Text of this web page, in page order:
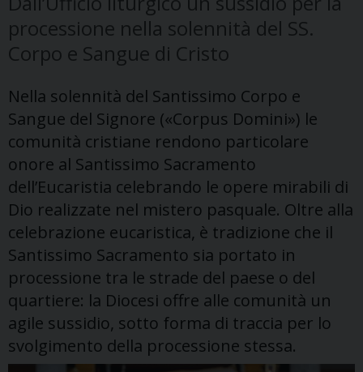
processione nella solennità del SS.
Corpo e Sangue di Cristo
Nella solennità del Santissimo Corpo e
Sangue del Signore («Corpus Domini») le
comunità cristiane rendono particolare
onore al Santissimo Sacramento
dell’Eucaristia celebrando le opere mirabili di
Dio realizzate nel mistero pasquale. Oltre alla
celebrazione eucaristica, è tradizione che il
Santissimo Sacramento sia portato in
processione tra le strade del paese o del
quartiere: la Diocesi offre alle comunità un
agile sussidio, sotto forma di traccia per lo
svolgimento della processione stessa.